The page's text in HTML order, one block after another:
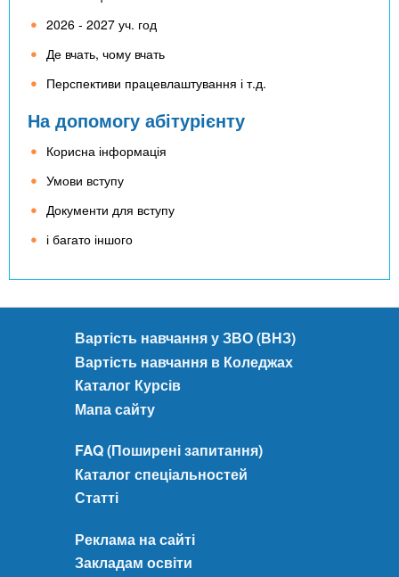
2026 - 2027 уч. год
Де вчать, чому вчать
Перспективи працевлаштування і т.д.
На допомогу абітурієнту
Корисна інформація
Умови вступу
Документи для вступу
і багато іншого
Вартість навчання у ЗВО (ВНЗ)
Вартість навчання в Коледжах
Каталог Курсів
Мапа сайту
FAQ (Поширені запитання)
Каталог спеціальностей
Статті
Реклама на сайті
Закладам освіти